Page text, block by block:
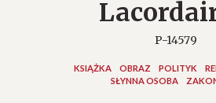
P-14579
KSIĄŻKA OBRAZ POLITYK
SŁYNNA OSOBA